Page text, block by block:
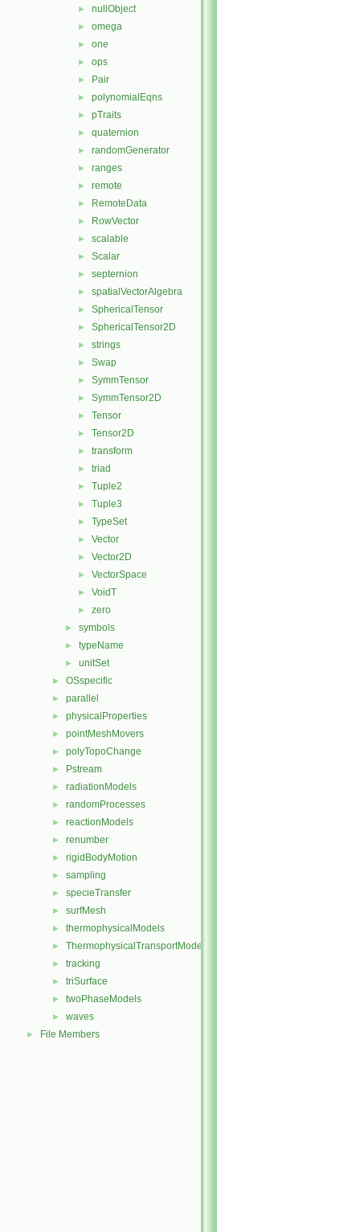
► nullObject
► omega
► one
► ops
► Pair
► polynomialEqns
► pTraits
► quaternion
► randomGenerator
► ranges
► remote
► RemoteData
► RowVector
► scalable
► Scalar
► septernion
► spatialVectorAlgebra
► SphericalTensor
► SphericalTensor2D
► strings
► Swap
► SymmTensor
► SymmTensor2D
► Tensor
► Tensor2D
► transform
► triad
► Tuple2
► Tuple3
► TypeSet
► Vector
► Vector2D
► VectorSpace
► VoidT
► zero
► symbols
► typeName
► unitSet
► OSspecific
► parallel
► physicalProperties
► pointMeshMovers
► polyTopoChange
► Pstream
► radiationModels
► randomProcesses
► reactionModels
► renumber
► rigidBodyMotion
► sampling
► specieTransfer
► surfMesh
► thermophysicalModels
► ThermophysicalTransportModels
► tracking
► triSurface
► twoPhaseModels
► waves
► File Members